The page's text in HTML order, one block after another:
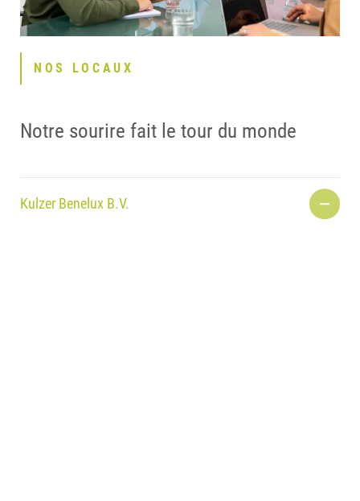
NOS LOCAUX
Notre sourire fait le tour du monde
Kulzer Benelux B.V.